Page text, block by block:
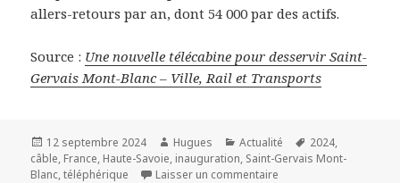
allers-retours par an, dont 54 000 par des actifs.
Source : Une nouvelle télécabine pour desservir Saint-
Gervais Mont-Blanc – Ville, Rail et Transports
Publié
le
12 septembre 2024 Auteur
Hugues Catégories
Actualité
Mots-
clés
2024,
câble, France, Haute-Savoie, inauguration, Saint-Gervais Mont-
Blanc,téléphérique Laisser un commentaire